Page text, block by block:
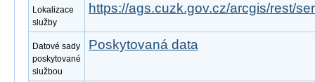
Lokalizace
služby
https://ags.cuzk.gov.cz/arcgis/rest/
Datové sady
poskytované
službou
Poskytovaná data